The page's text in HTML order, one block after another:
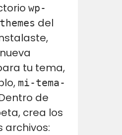
wp-
del
tu tema,
mi-tema-
de
crea los
archivos: